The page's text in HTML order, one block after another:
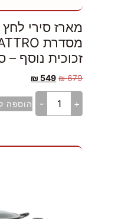
זכוכית נוסף –
679
₪
549
₪
+
- הוספה